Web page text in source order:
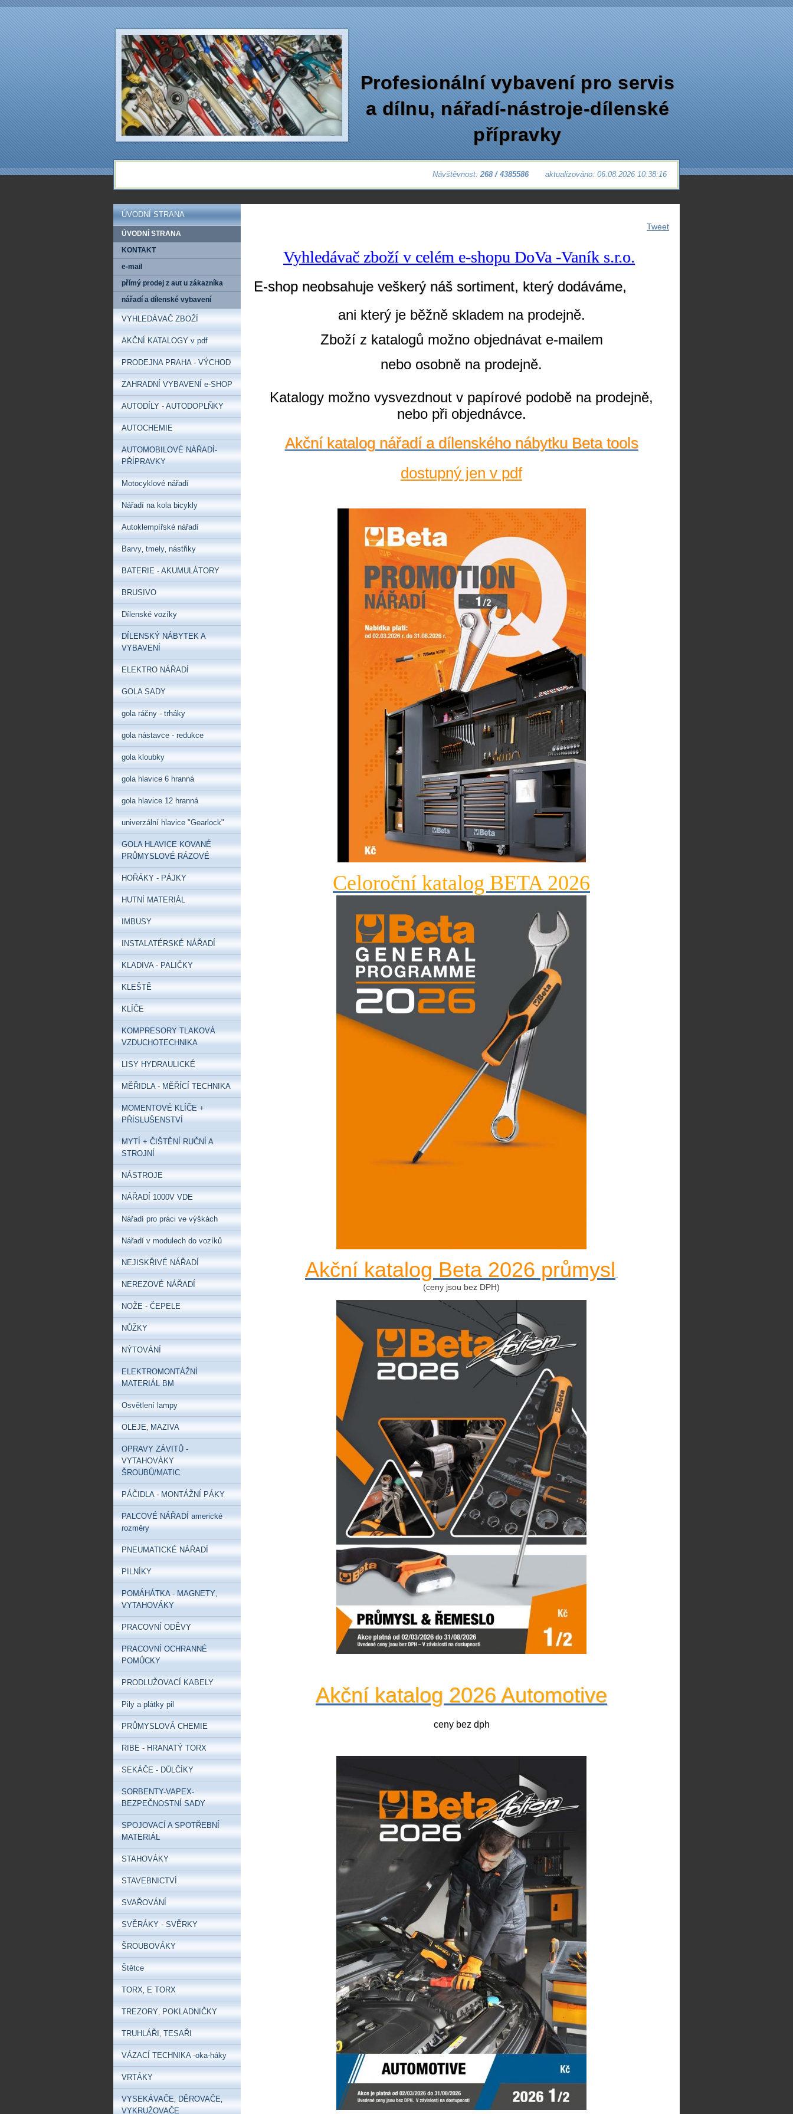
Profesionální vybavení pro servis
a dílnu‚ nářadí-nástroje-dílenské
přípravky
Návštěvnost: 268 / 4385586 aktualizováno: 06.08.2026 10:38:16
Tweet
Vyhledávač zboží v celém e-shopu DoVa -Vaník s.r.o.
E-shop neobsahuje veškerý náš sortiment, který dodáváme,
ani který je běžně skladem na prodejně.
Zboží z katalogů možno objednávat e-mailem
nebo osobně na prodejně.
Katalogy možno vysvezdnout v papírové podobě na prodejně,
nebo při objednávce.
Akční katalog nářadí a dílenského nábytku Beta tools
dostupný jen v pdf
Celoroční katalog BETA 2026
Akční katalog Beta 2026 průmysl
(ceny jsou bez DPH)
Akční katalog 2026 Automotive
ceny bez dph
ÚVODNÍ STRANA
ÚVODNÍ STRANA
KONTAKT
e-mail
přímý prodej z aut u zákazníka
nářadí a dílenské vybavení
VYHLEDÁVAČ ZBOŽÍ
AKČNÍ KATALOGY v pdf
PRODEJNA PRAHA - VÝCHOD
ZAHRADNÍ VYBAVENÍ e-SHOP
AUTODÍLY - AUTODOPLŇKY
AUTOCHEMIE
AUTOMOBILOVÉ NÁŘADÍ-
PŘÍPRAVKY
Motocyklové nářadí
Nářadí na kola bicykly
Autoklempířské nářadí
Barvy‚ tmely‚ nástřiky
BATERIE - AKUMULÁTORY
BRUSIVO
Dílenské vozíky
DÍLENSKÝ NÁBYTEK A
VYBAVENÍ
ELEKTRO NÁŘADÍ
GOLA SADY
gola ráčny - trháky
gola nástavce - redukce
gola kloubky
gola hlavice 6 hranná
gola hlavice 12 hranná
univerzální hlavice "Gearlock"
GOLA HLAVICE KOVANÉ
PRŮMYSLOVÉ RÁZOVÉ
HOŘÁKY - PÁJKY
HUTNÍ MATERIÁL
IMBUSY
INSTALATÉRSKÉ NÁŘADÍ
KLADIVA - PALIČKY
KLEŠTĚ
KLÍČE
KOMPRESORY TLAKOVÁ
VZDUCHOTECHNIKA
LISY HYDRAULICKÉ
MĚŘIDLA - MĚŘÍCÍ TECHNIKA
MOMENTOVÉ KLÍČE +
PŘÍSLUŠENSTVÍ
MYTÍ + ČIŠTĚNÍ RUČNÍ A
STROJNÍ
NÁSTROJE
NÁŘADÍ 1000V VDE
Nářadí pro práci ve výškách
Nářadí v modulech do vozíků
NEJISKŘIVÉ NÁŘADÍ
NEREZOVÉ NÁŘADÍ
NOŽE - ČEPELE
NŮŽKY
NÝTOVÁNÍ
ELEKTROMONTÁŽNÍ
MATERIÁL BM
Osvětlení lampy
OLEJE‚ MAZIVA
OPRAVY ZÁVITŮ -
VYTAHOVÁKY
ŠROUBŮ/MATIC
PÁČIDLA - MONTÁŽNÍ PÁKY
PALCOVÉ NÁŘADÍ americké
rozměry
PNEUMATICKÉ NÁŘADÍ
PILNÍKY
POMÁHÁTKA - MAGNETY‚
VYTAHOVÁKY
PRACOVNÍ ODĚVY
PRACOVNÍ OCHRANNÉ
POMŮCKY
PRODLUŽOVACÍ KABELY
Pily a plátky pil
PRŮMYSLOVÁ CHEMIE
RIBE - HRANATÝ TORX
SEKÁČE - DŮLČÍKY
SORBENTY-VAPEX-
BEZPEČNOSTNÍ SADY
SPOJOVACÍ A SPOTŘEBNÍ
MATERIÁL
STAHOVÁKY
STAVEBNICTVÍ
SVAŘOVÁNÍ
SVĚRÁKY - SVĚRKY
ŠROUBOVÁKY
Štětce
TORX‚ E TORX
TREZORY‚ POKLADNIČKY
TRUHLÁŘI‚ TESAŘI
VÁZACÍ TECHNIKA -oka-háky
VRTÁKY
VYSEKÁVAČE‚ DĚROVAČE‚
VYKRUŽOVAČE